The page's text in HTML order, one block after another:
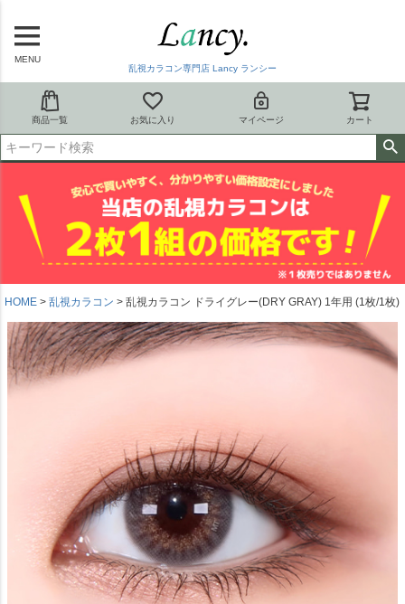
MENU
乱視カラコン専門店 Lancy ランシー
商品一覧 お気に入り マイページ カート
HOME 乱視カラコン 乱視カラコン ドライグレー(DRY GRAY) 1年用 (1枚/1枚)